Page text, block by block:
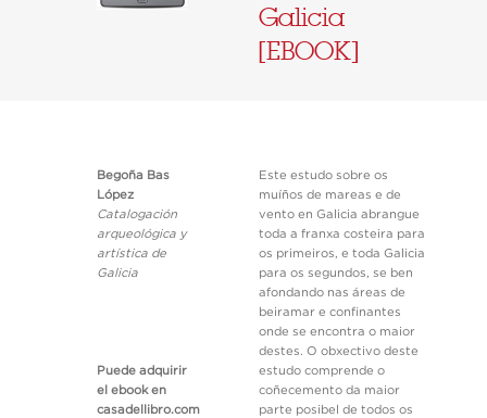
Galicia
[EBOOK]
Begoña Bas
López
Catalogación
arqueológica y
artística de
Galicia
Puede adquirir
el ebook en
casadellibro.com
Este estudo sobre os
muíños de mareas e de
vento en Galicia abrangue
toda a franxa costeira para
os primeiros, e toda Galicia
para os segundos, se ben
afondando nas áreas de
beiramar e confinantes
onde se encontra o maior
destes. O obxectivo deste
estudo comprende o
coñecemento da maior
parte posibel de todos os